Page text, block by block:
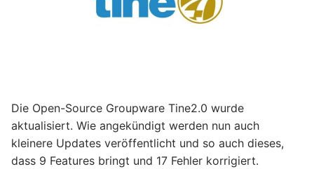
Die Open-Source Groupware Tine2.0 wurde
aktualisiert. Wie angekündigt werden nun auch
kleinere Updates veröffentlicht und so auch dieses,
dass 9 Features bringt und 17 Fehler korrigiert.